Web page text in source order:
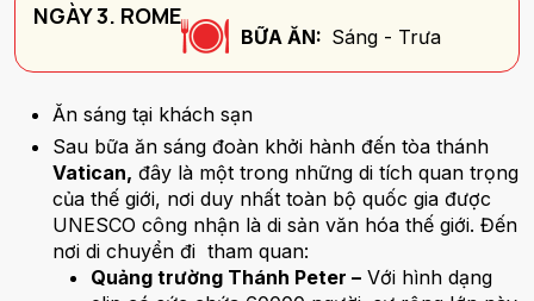
NGÀY 3. ROME
BỮA ĂN: Sáng - Trưa
Ăn sáng tại khách sạn
Sau bữa ăn sáng đoàn khởi hành đến tòa thánh
Vatican, đây là một trong những di tích quan trọng
của thế giới, nơi duy nhất toàn bộ quốc gia được
UNESCO công nhận là di sản văn hóa thế giới. Đến
nơi di chuyển đi tham quan:
Quảng trường Thánh Peter – Với hình dạng